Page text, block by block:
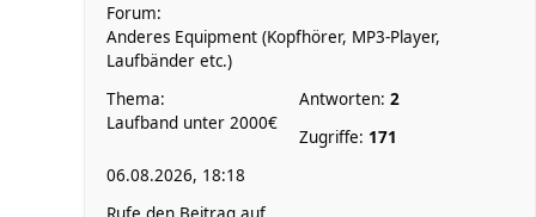
Forum:
Anderes Equipment (Kopfhörer, MP3-Player,
Laufbänder etc.)
Thema:
Laufband unter 2000€
Antworten: 2
Zugriffe: 171
06.08.2026, 18:18